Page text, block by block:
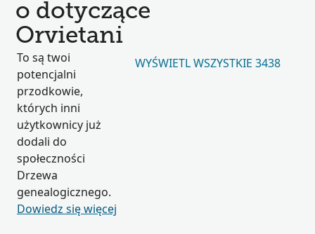
o dotyczące
Orvietani
To są twoi
potencjalni
przodkowie,
których inni
użytkownicy już
dodali do
społeczności
Drzewa
genealogicznego.
Dowiedz się więcej
WYŚWIETL WSZYSTKIE 3438